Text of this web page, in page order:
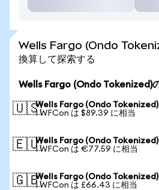
Wells Fargo (Ondo
換算して探索する
Wells Fargo (Ondo Tokenized)
🇺🇸Wells Fargo (Ondo Tokenized)
1 WFCon は $89.39 に相当
🇪🇺Wells Fargo (Ondo Tokenized)
1 WFCon は €77.59 に相当
🇬🇧Wells Fargo (Ondo Tokenized)
1 WFCon は £66.43 に相当